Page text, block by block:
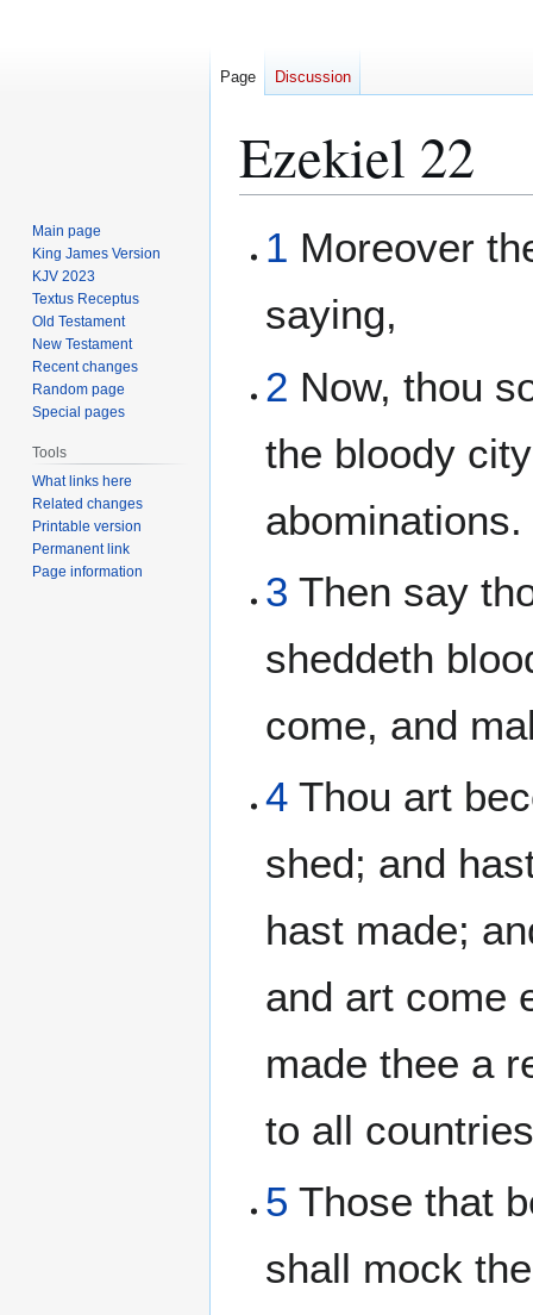
Ezekiel 22
toto
1 Moreover
saying,
2 Now, thou
the bloody
abominations.
3 Then say
sheddeth
come, and
4 Thou art
shed; and
hast made;
and art come
made thee a
to all
5 Those that
shall mock
Page Discussion
Main page
King James Version
KJV 2023
Textus Receptus
Old Testament
New Testament
Recent changes
Random page
Special pages
Tools
What links here
Related changes
Printable version
Permanent link
Page information